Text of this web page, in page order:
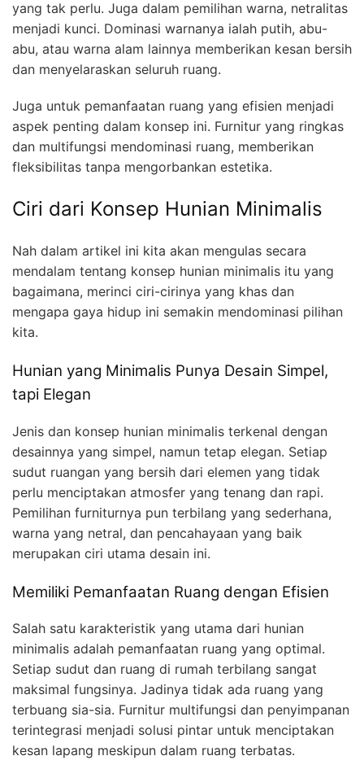
yang tak perlu. Juga dalam pemilihan warna, netralitas
menjadi kunci. Dominasi warnanya ialah putih, abu-
abu, atau warna alam lainnya memberikan kesan bersih
dan menyelaraskan seluruh ruang.
Juga untuk pemanfaatan ruang yang efisien menjadi
aspek penting dalam konsep ini. Furnitur yang ringkas
dan multifungsi mendominasi ruang, memberikan
fleksibilitas tanpa mengorbankan estetika.
Ciri dari Konsep Hunian Minimalis
Nah dalam artikel ini kita akan mengulas secara
mendalam tentang konsep hunian minimalis itu yang
bagaimana, merinci ciri-cirinya yang khas dan
mengapa gaya hidup ini semakin mendominasi pilihan
kita.
Hunian yang Minimalis Punya Desain Simpel,
tapi Elegan
Jenis dan konsep hunian minimalis terkenal dengan
desainnya yang simpel, namun tetap elegan. Setiap
sudut ruangan yang bersih dari elemen yang tidak
perlu menciptakan atmosfer yang tenang dan rapi.
Pemilihan furniturnya pun terbilang yang sederhana,
warna yang netral, dan pencahayaan yang baik
merupakan ciri utama desain ini.
Memiliki Pemanfaatan Ruang dengan Efisien
Salah satu karakteristik yang utama dari hunian
minimalis adalah pemanfaatan ruang yang optimal.
Setiap sudut dan ruang di rumah terbilang sangat
maksimal fungsinya. Jadinya tidak ada ruang yang
terbuang sia-sia. Furnitur multifungsi dan penyimpanan
terintegrasi menjadi solusi pintar untuk menciptakan
kesan lapang meskipun dalam ruang terbatas.